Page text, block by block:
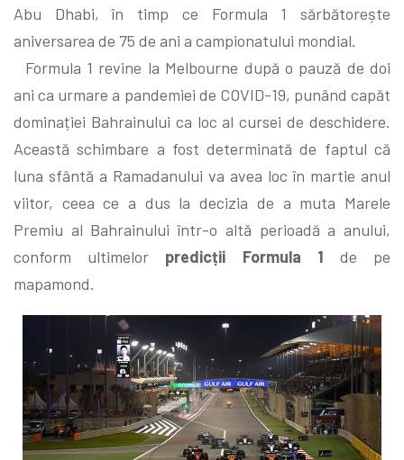
Abu Dhabi, în timp ce Formula 1 sărbătorește
aniversarea de 75 de ani a campionatului mondial.
Formula 1 revine la Melbourne după o pauză de doi
ani ca urmare a pandemiei de COVID-19, punând capăt
dominației Bahrainului ca loc al cursei de deschidere.
Această schimbare a fost determinată de faptul că
luna sfântă a Ramadanului va avea loc în martie anul
viitor, ceea ce a dus la decizia de a muta Marele
Premiu al Bahrainului într-o altă perioadă a anului,
conform ultimelor predicții Formula 1 de pe
mapamond.